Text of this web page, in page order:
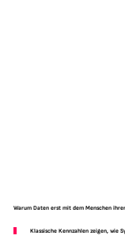
Warum Daten erst mit dem Menschen
Klassische Kennzahlen zeigen, wie